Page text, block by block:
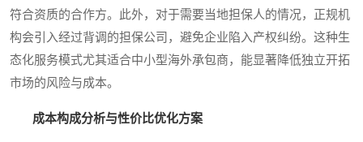
符合资质的合作方。此外，对于需要当地担保人的情况，正规机
构会引入经过背调的担保公司，避免企业陷入产权纠纷。这种生
态化服务模式尤其适合中小型海外承包商，能显著降低独立开拓
市场的风险与成本。
成本构成分析与性价比优化方案